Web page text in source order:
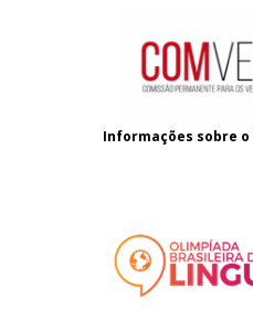
Informações sobre o